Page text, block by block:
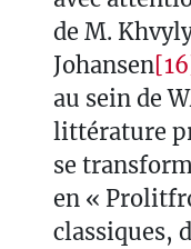
de M.
Johansen
au sein de
littérature
se
en «
classiques,